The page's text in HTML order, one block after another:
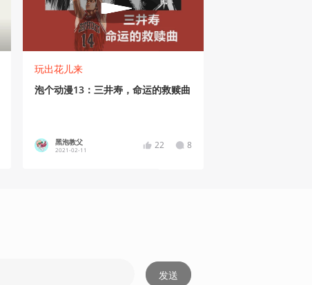
玩出花儿来
泡个动漫13：三井寿，命运的救赎曲
黑泡教父
2021-02-11 22 8
发送